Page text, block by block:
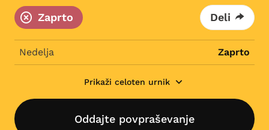
Zaprto Deli
Nedelja Zaprto
Prikaži celoten urnik
Oddajte povpraševanje